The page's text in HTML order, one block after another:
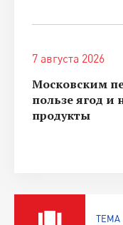
7 августа 2026
Московским
пользе ягод и
продукты
ТЕМА